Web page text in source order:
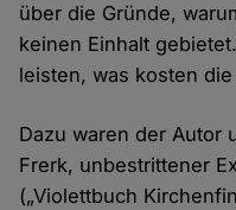
über die Gründe,
keinen Einhalt
leisten, was kosten
Dazu waren der Autor
Frerk, unbestrittener
(„Violettbuch